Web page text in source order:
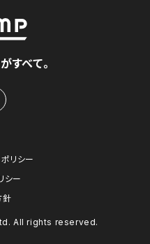
すべて。
リシー
シー
針
All rights reserved.